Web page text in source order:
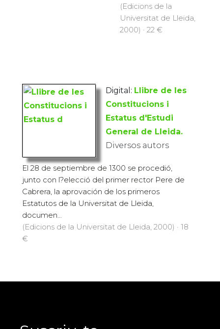
(Edicions de la
Universitat de Lleida,
2000) · 22 €
Digital: Llibre de les
Constitucions i
Estatus d'Estudi
General de Lleida.
Diversos autors
El 28 de septiembre de 1300 se procedió,
junto con l?elecció del primer rector Pere de
Cabrera, la aprovación de los primeros
Estatutos de la Universitat de Lleida,
documen...
(Edicions de la Universitat de Lleida, 2000) · 18
€